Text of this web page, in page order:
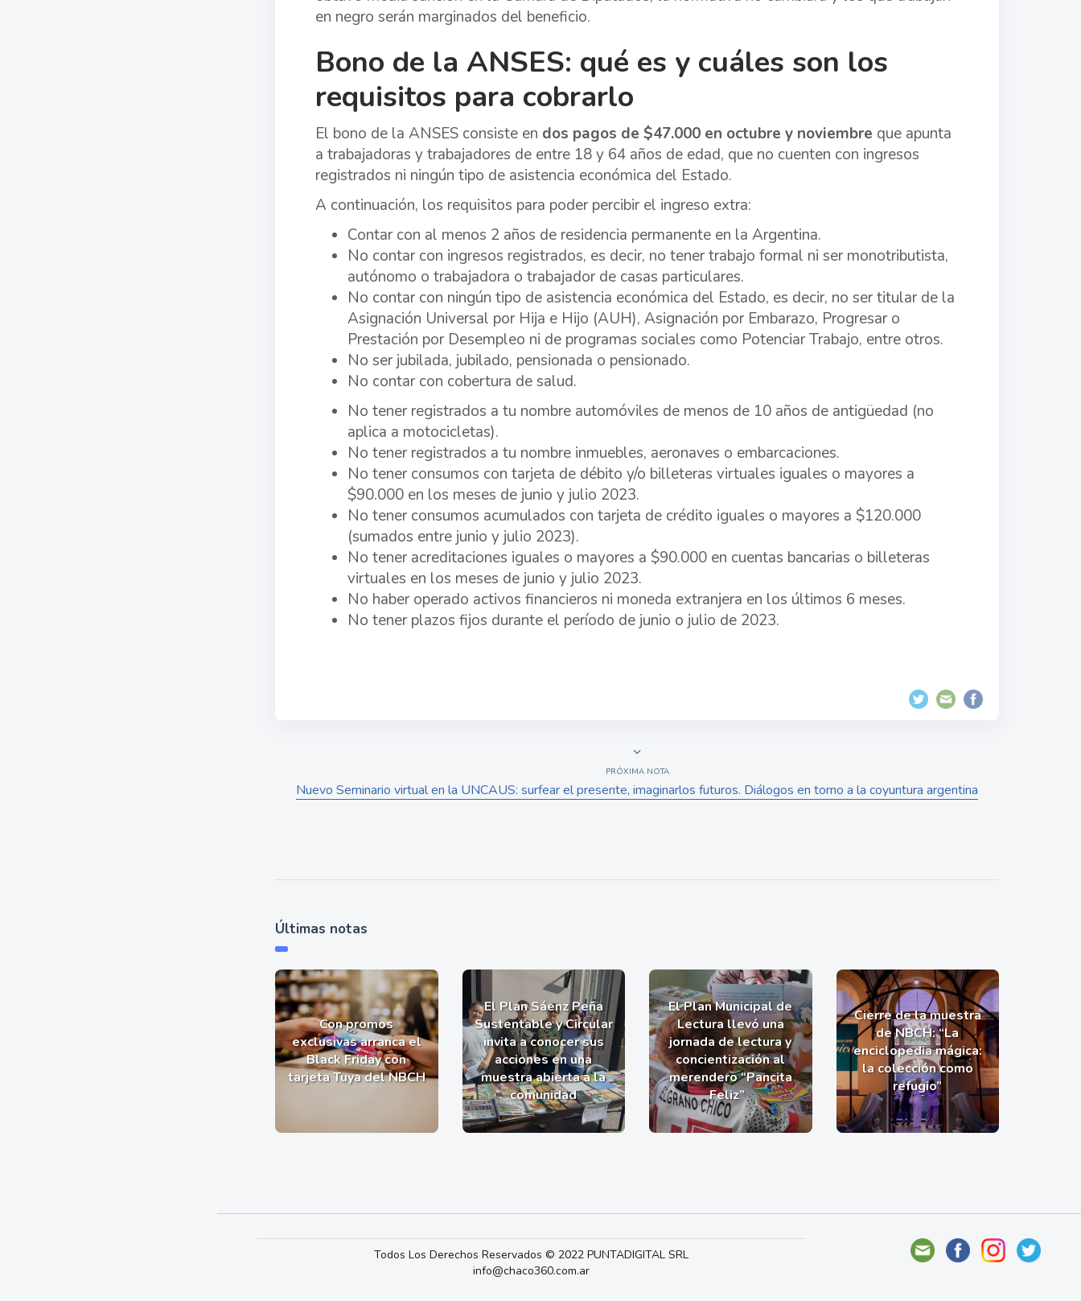
en negro serán marginados del beneficio.
Bono de la ANSES: qué es y cuáles son los
requisitos para cobrarlo
El bono de la ANSES consiste en dos pagos de $47.000 en octubre y noviembre que apunta
a trabajadoras y trabajadores de entre 18 y 64 años de edad, que no cuenten con ingresos
registrados ni ningún tipo de asistencia económica del Estado.
A continuación, los requisitos para poder percibir el ingreso extra:
Contar con al menos 2 años de residencia permanente en la Argentina.
No contar con ingresos registrados, es decir, no tener trabajo formal ni ser monotributista,
autónomo o trabajadora o trabajador de casas particulares.
No contar con ningún tipo de asistencia económica del Estado, es decir, no ser titular de la
Asignación Universal por Hija e Hijo (AUH), Asignación por Embarazo, Progresar o
Prestación por Desempleo ni de programas sociales como Potenciar Trabajo, entre otros.
No ser jubilada, jubilado, pensionada o pensionado.
No contar con cobertura de salud.
No tener registrados a tu nombre automóviles de menos de 10 años de antigüedad (no
aplica a motocicletas).
No tener registrados a tu nombre inmuebles, aeronaves o embarcaciones.
No tener consumos con tarjeta de débito y/o billeteras virtuales iguales o mayores a
$90.000 en los meses de junio y julio 2023.
No tener consumos acumulados con tarjeta de crédito iguales o mayores a $120.000
(sumados entre junio y julio 2023).
No tener acreditaciones iguales o mayores a $90.000 en cuentas bancarias o billeteras
virtuales en los meses de junio y julio 2023.
No haber operado activos financieros ni moneda extranjera en los últimos 6 meses.
No tener plazos fijos durante el período de junio o julio de 2023.
PRÓXIMA NOTA
Nuevo Seminario virtual en la UNCAUS: surfear el presente, imaginarlos futuros. Diálogos en torno a la coyuntura argentina
Últimas notas
Con promos
exclusivas arranca el
Black Friday con
tarjeta Tuya del NBCH
El Plan Sáenz Peña
Sustentable y Circular
invita a conocer sus
acciones en una
muestra abierta a la
comunidad
El Plan Municipal de
Lectura llevó una
jornada de lectura y
concientización al
merendero “Pancita
Feliz”
Cierre de la muestra
de NBCH: “La
enciclopedia mágica:
la colección como
refugio”
Todos Los Derechos Reservados © 2022 PUNTADIGITAL SRL
info@chaco360.com.ar